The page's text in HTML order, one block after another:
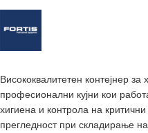
Висококвалитетен контејнер
професионални кујни кои
хигиена и контрола на
прегледност при складирање